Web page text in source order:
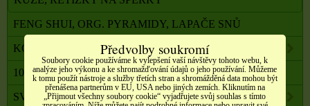
FENG SHUI, ORG. PYRAMIDY, LAPAČE SNŮ
KOMPONENTY K VÝROBĚ SVÍČEK, ŠPERKŮ
100 % PŘÍRODNÍ ESENCIÁLNÍ OLEJE SALOOS
SVÍČKY Z PALMOVÉHO A SÓJOVÉHO VOSKU
Předvolby soukromí
Soubory cookie používáme k vylepšení vaší návštěvy tohoto webu, k
analýze jeho výkonu a ke shromažďování údajů o jeho používání. Můžeme
k tomu použít nástroje a služby třetích stran a shromážděná data mohou být
přenášena partnerům v EU, USA nebo jiných zemích. Kliknutím na
„Přijmout všechny soubory cookie“ vyjadřujete svůj souhlas s tímto